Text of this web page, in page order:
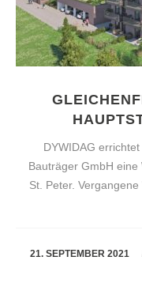
DYWIDAG
Bauträger GmbH
St. Peter.
21. SEPTEMBER 2021